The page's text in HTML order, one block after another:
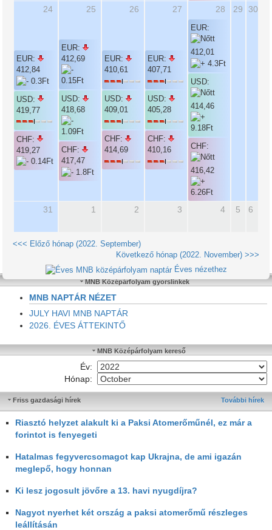
24
EUR:
412,84
USD:
419,77
CHF:
419,27
25
EUR:
412,69
USD:
418,68
CHF:
417,47
26
EUR:
410,61
USD:
409,01
CHF:
414,69
27
EUR:
407,71
USD:
405,28
CHF:
410,16
28
EUR:
412,01
USD:
414,46
CHF:
416,42
29 30
31 1 2 3 4 5 6
<<< Előző hónap (2022. September)
Következő hónap (2022. November) >>>
Éves nézethez
MNB Középárfolyam gyorslinkek
MNB NAPTÁR NÉZET
JULY HAVI MNB NAPTÁR
2026. ÉVES ÁTTEKINTŐ
MNB Középárfolyam kereső
Év:
Hónap:
Friss gazdasági hírek További hírek
Riasztó helyzet alakult ki a Paksi Atomerőműnél, ez már a
forintot is fenyegeti
Hatalmas fegyvercsomagot kap Ukrajna, de ami igazán
meglepő, hogy honnan
Ki lesz jogosult jövőre a 13. havi nyugdíjra?
Nagyot nyerhet két ország a paksi atomerőmű részleges
leállításán